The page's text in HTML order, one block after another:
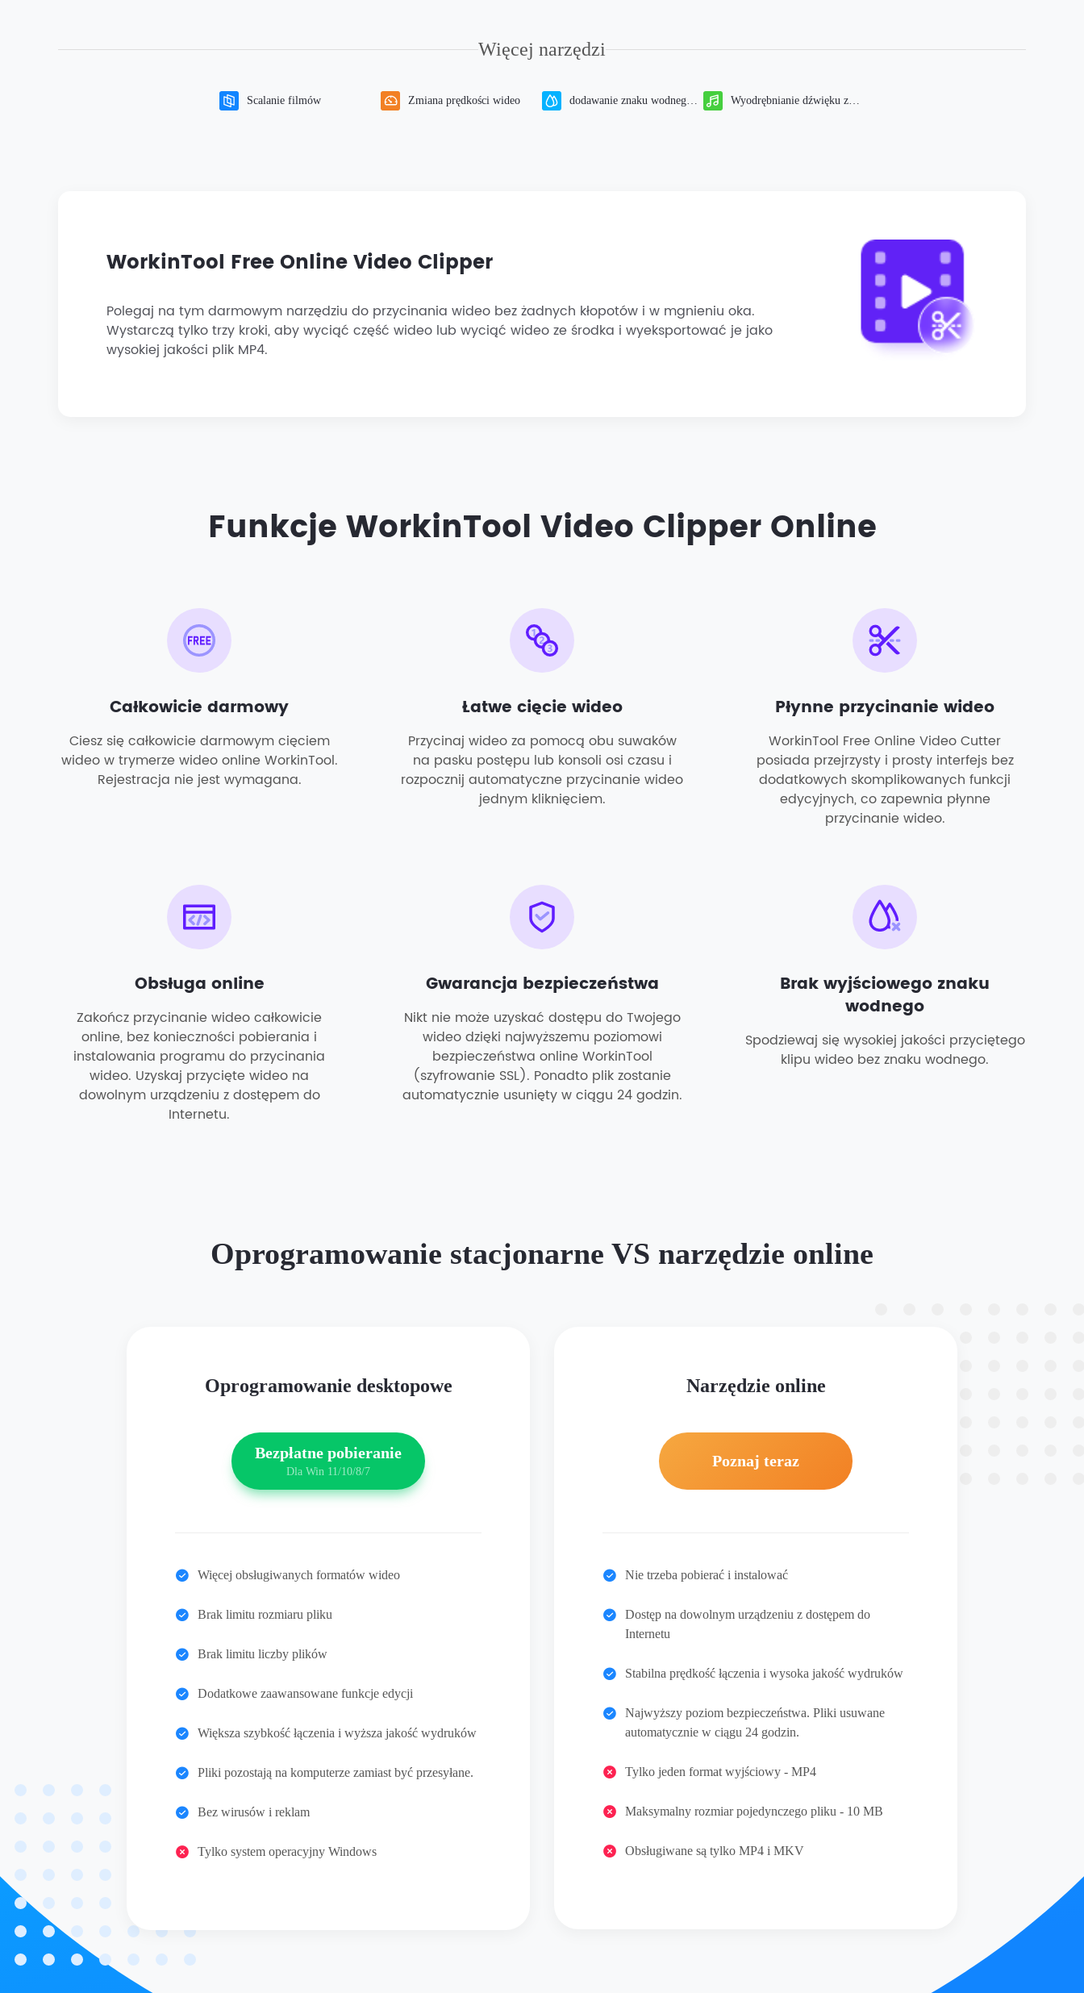
Więcej narzędzi
Scalanie filmów Zmiana prędkości wideo
dodawanie znaku wodnego
Wyodrębnianie dźwięku z
WorkinTool Free Online Video Clipper
Polegaj na tym darmowym narzędziu do przycinania wideo bez żadnych kłopotów i w mgnieniu oka.
Wystarczą tylko trzy kroki, aby wyciąć część wideo lub wyciąć wideo ze środka i wyeksportować je jako
wysokiej jakości plik MP4.
Funkcje WorkinTool Video Clipper Online
Całkowicie darmowy
Ciesz się całkowicie darmowym cięciem
wideo w trymerze wideo online WorkinTool.
Rejestracja nie jest wymagana.
Łatwe cięcie wideo
Przycinaj wideo za pomocą obu suwaków
na pasku postępu lub konsoli osi czasu i
rozpocznij automatyczne przycinanie wideo
jednym kliknięciem.
Płynne przycinanie wideo
WorkinTool Free Online Video Cutter
posiada przejrzysty i prosty interfejs bez
dodatkowych skomplikowanych funkcji
edycyjnych, co zapewnia płynne
przycinanie wideo.
Obsługa online
Zakończ przycinanie wideo całkowicie
online, bez konieczności pobierania i
instalowania programu do przycinania
wideo. Uzyskaj przycięte wideo na
dowolnym urządzeniu z dostępem do
Internetu.
Gwarancja bezpieczeństwa
Nikt nie może uzyskać dostępu do Twojego
wideo dzięki najwyższemu poziomowi
bezpieczeństwa online WorkinTool
(szyfrowanie SSL). Ponadto plik zostanie
automatycznie usunięty w ciągu 24 godzin.
Brak wyjściowego znaku
wodnego
Spodziewaj się wysokiej jakości przyciętego
klipu wideo bez znaku wodnego.
Oprogramowanie stacjonarne VS narzędzie online
Oprogramowanie desktopowe
Bezpłatne pobieranie
Dla Win 11/10/8/7
Więcej obsługiwanych formatów wideo
Brak limitu rozmiaru pliku
Brak limitu liczby plików
Dodatkowe zaawansowane funkcje edycji
Większa szybkość łączenia i wyższa jakość wydruków
Pliki pozostają na komputerze zamiast być przesyłane.
Bez wirusów i reklam
Tylko system operacyjny Windows
Narzędzie online
Poznaj teraz
Nie trzeba pobierać i instalować
Dostęp na dowolnym urządzeniu z dostępem do
Internetu
Stabilna prędkość łączenia i wysoka jakość wydruków
Najwyższy poziom bezpieczeństwa. Pliki usuwane
automatycznie w ciągu 24 godzin.
Tylko jeden format wyjściowy - MP4
Maksymalny rozmiar pojedynczego pliku - 10 MB
Obsługiwane są tylko MP4 i MKV